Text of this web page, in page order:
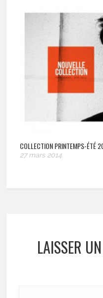
COLLECTION PRINTEMPS-ÉTÉ
27 mars 2014
LAISSER